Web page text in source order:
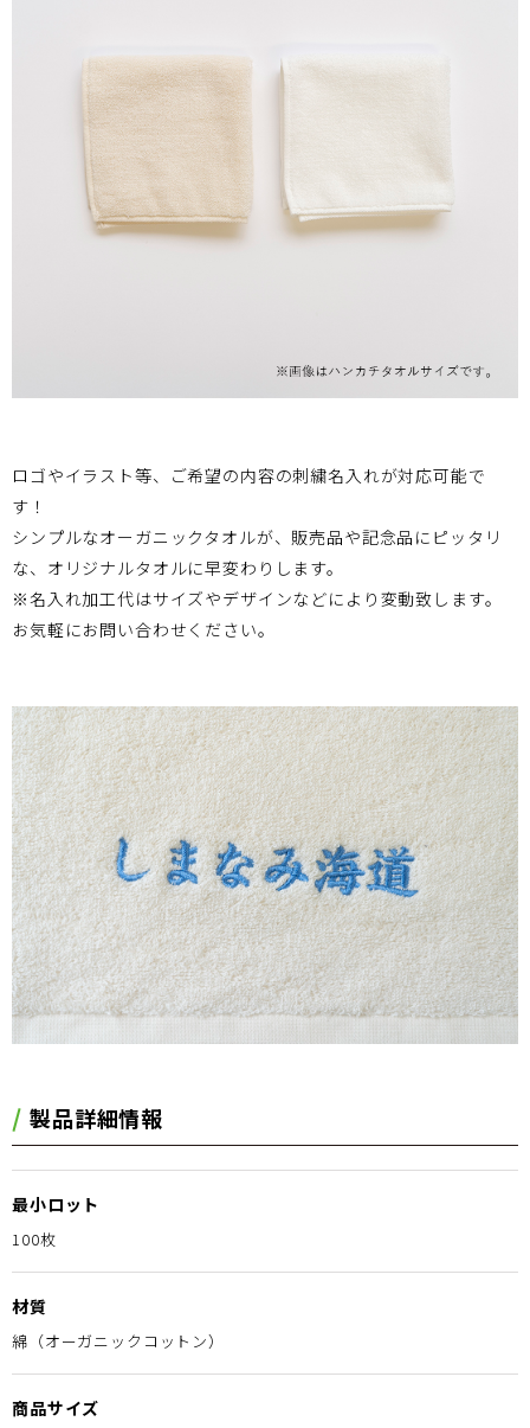
ロゴやイラスト等、ご希望の内容の刺繍名入れが対応可能で
す！
シンプルなオーガニックタオルが、販売品や記念品にピッタリ
な、オリジナルタオルに早変わりします。
※名入れ加工代はサイズやデザインなどにより変動致します。
お気軽にお問い合わせください。
製品詳細情報
最小ロット
100枚
材質
綿（オーガニックコットン）
商品サイズ